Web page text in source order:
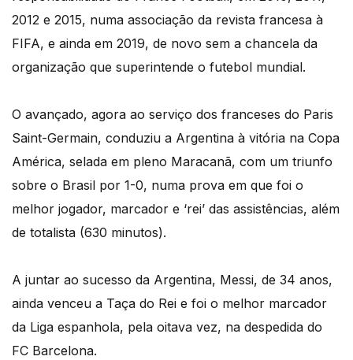
2012 e 2015, numa associação da revista francesa à
FIFA, e ainda em 2019, de novo sem a chancela da
organização que superintende o futebol mundial.
O avançado, agora ao serviço dos franceses do Paris
Saint-Germain, conduziu a Argentina à vitória na Copa
América, selada em pleno Maracanã, com um triunfo
sobre o Brasil por 1-0, numa prova em que foi o
melhor jogador, marcador e ‘rei’ das assistências, além
de totalista (630 minutos).
A juntar ao sucesso da Argentina, Messi, de 34 anos,
ainda venceu a Taça do Rei e foi o melhor marcador
da Liga espanhola, pela oitava vez, na despedida do
FC Barcelona.